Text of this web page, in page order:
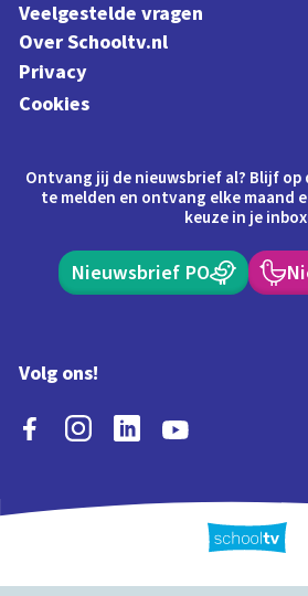
Veelgestelde vragen
Over Schooltv.nl
Privacy
Cookies
Ontvang jij de nieuwsbrief al? Blijf
te melden en ontvang elke maand
keuze in je
Nieuwsbrief PO
Volg ons!